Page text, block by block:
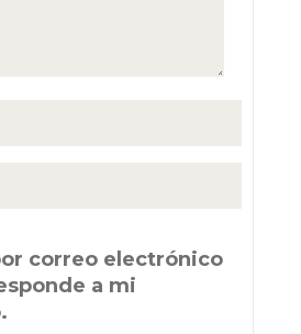
correo electrónico
a mi